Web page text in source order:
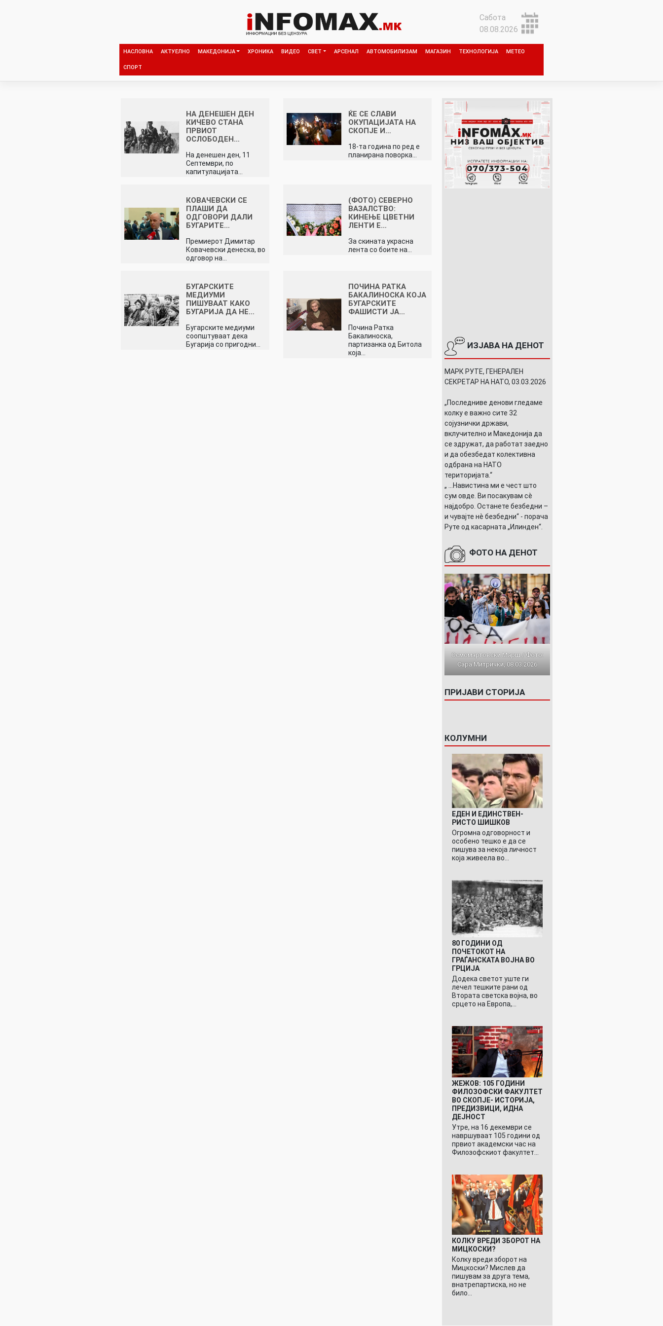
Сабота
08.08.2026
НАСЛОВНА АКТУЕЛНО МАКЕДОНИЈА ХРОНИКА ВИДЕО СВЕТ АРСЕНАЛ АВТОМОБИЛИЗАМ МАГАЗИН ТЕХНОЛОГИЈА МЕТЕО
СПОРТ
НА ДЕНЕШЕН ДЕН
КИЧЕВО СТАНА
ПРВИОТ
ОСЛОБОДЕН…
На денешен ден, 11
Септември, по
капитулацијата…
ЌЕ СЕ СЛАВИ
ОКУПАЦИЈАТА НА
СКОПЈЕ И…
18-та година по ред е
планирана поворка…
КОВАЧЕВСКИ СЕ
ПЛАШИ ДА
ОДГОВОРИ ДАЛИ
БУГАРИТЕ…
Премиерот Димитар
Ковачевски денеска, во
одговор на…
(ФОТО) СЕВЕРНО
ВАЗАЛСТВО:
КИНЕЊЕ ЦВЕТНИ
ЛЕНТИ Е…
За скината украсна
лента со боите на…
БУГАРСКИТЕ
МЕДИУМИ
ПИШУВААТ КАКО
БУГАРИЈА ДА НЕ…
Бугарските медиуми
соопштуваат дека
Бугарија со пригодни…
ПОЧИНА РАТКА
БАКАЛИНОСКА КОЈА
БУГАРСКИТЕ
ФАШИСТИ ЈА…
Почина Ратка
Бакалиноска,
партизанка од Битола
која…
ИЗЈАВА НА ДЕНОТ
МАРК РУТЕ, ГЕНЕРАЛЕН
СЕКРЕТАР НА НАТО, 03.03.2026
„Последниве денови гледаме
колку е важно сите 32
сојузнички држави,
вклучително и Македонија да
се здружат, да работат заедно
и да обезбедат колективна
одбрана на НАТО
територијата.“
„ ...Навистина ми е чест што
сум овде. Ви посакувам сè
најдобро. Останете безбедни –
и чувајте нè безбедни“ - порача
Руте од касарната „Илинден“.
ФОТО НА ДЕНОТ
Осмомартовски Марш / Фото:
Сара Митрички, 08.03.2026
ПРИЈАВИ СТОРИЈА
КОЛУМНИ
ЕДЕН И ЕДИНСТВЕН-
РИСТО ШИШКОВ
Огромна одговорност и
особено тешко е да се
пишува за некоја личност
која живеела во…
80 ГОДИНИ ОД
ПОЧЕТОКОТ НА
ГРАЃАНСКАТА ВОЈНА ВО
ГРЦИЈА
Додека светот уште ги
лечел тешките рани од
Втората светска војна, во
срцето на Европа,…
ЖЕЖОВ: 105 ГОДИНИ
ФИЛОЗОФСКИ ФАКУЛТЕТ
ВО СКОПЈЕ- ИСТОРИЈА,
ПРЕДИЗВИЦИ, ИДНА
ДЕЈНОСТ
Утре, на 16 декември се
навршуваат 105 години од
првиот академски час на
Филозофскиот факултет…
КОЛКУ ВРЕДИ ЗБОРОТ НА
МИЦКОСКИ?
Колку вреди зборот на
Мицкоски? Мислев да
пишувам за друга тема,
внатрепартиска, но не
било…